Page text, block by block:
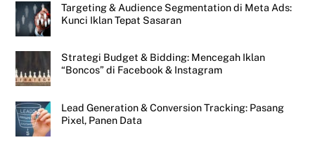
Targeting & Audience Segmentation di Meta Ads:
Kunci Iklan Tepat Sasaran
Strategi Budget & Bidding: Mencegah Iklan
“Boncos” di Facebook & Instagram
Lead Generation & Conversion Tracking: Pasang
Pixel, Panen Data